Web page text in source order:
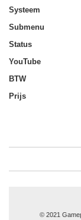
Systeem
Submenu
Status
YouTube
BTW
Prijs
© 2021